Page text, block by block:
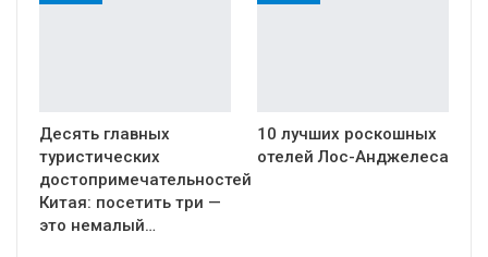
Десять главных
туристических
достопримечательностей
Китая: посетить три —
это немалый…
10 лучших роскошных
отелей Лос-Анджелеса